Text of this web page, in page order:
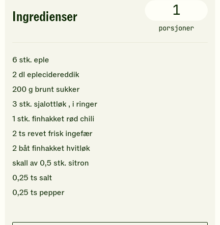
Ingredienser 1
porsjoner
6 stk. eple
2dl eplecidereddik
200g brunt sukker
3 stk. sjalottløk , i ringer
1 stk. finhakket rød chili
2ts revetfrisk ingefær
2 båtfinhakket hvitløk
skall av 0,5 stk. sitron
0,25 ts salt
0,25 ts pepper